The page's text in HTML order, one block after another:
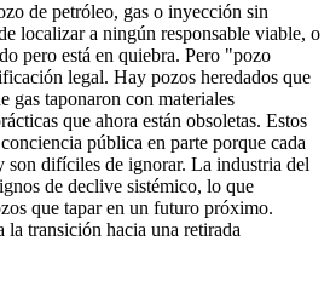
de petróleo, gas o inyección sin
localizar a ningún responsable viable, o
pero está en quiebra. Pero "pozo
legal. Hay pozos heredados que
gas taponaron con materiales
que ahora están obsoletas. Estos
pública en parte porque cada
son difíciles de ignorar. La industria del
de declive sistémico, lo que
que tapar en un futuro próximo.
la transición hacia una retirada